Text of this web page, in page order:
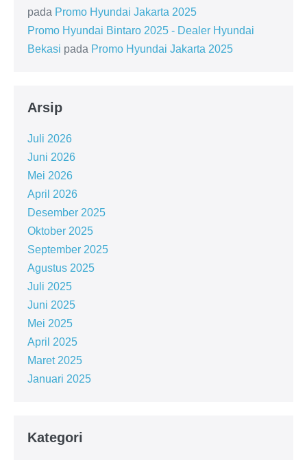
pada Promo Hyundai Jakarta 2025
Promo Hyundai Bintaro 2025 - Dealer Hyundai
Bekasi pada Promo Hyundai Jakarta 2025
Arsip
Juli 2026
Juni 2026
Mei 2026
April 2026
Desember 2025
Oktober 2025
September 2025
Agustus 2025
Juli 2025
Juni 2025
Mei 2025
April 2025
Maret 2025
Januari 2025
Kategori